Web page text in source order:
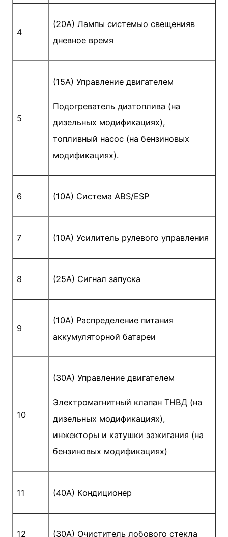
4
(20A) Лампы системыо свещенияв
дневное время
5
(15A) Управление двигателем
Подогреватель дизтоплива (на
дизельных модификациях),
топливный насос (на бензиновых
модификациях).
6 (10A) Система ABS/ESP
7 (10A) Усилитель рулевого управления
8 (25A) Сигнал запуска
9
(10A) Распределение питания
аккумуляторной батареи
10
(30A) Управление двигателем
Электромагнитный клапан ТНВД (на
дизельных модификациях),
инжекторы и катушки зажигания (на
бензиновых модификациях)
11 (40A) Кондиционер
12 (30A) Очиститель лобового стекла